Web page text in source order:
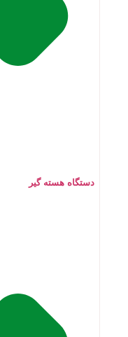
دستگاه هسته گیر